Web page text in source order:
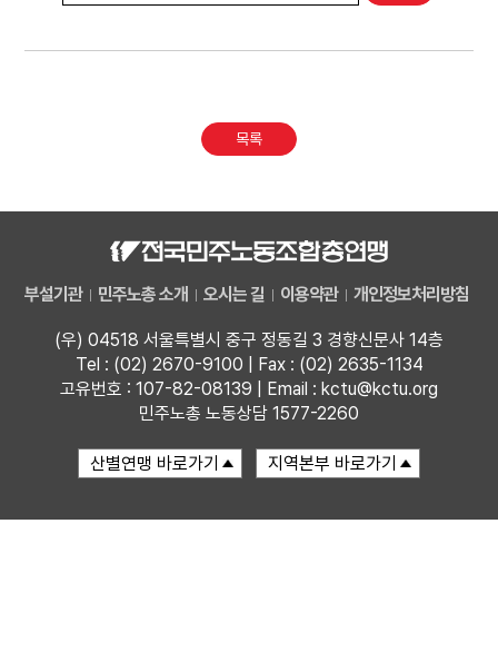
목록
부설기관 민주노총 소개 오시는 길 이용약관 개인정보처리방침
(우) 04518 서울특별시 중구 정동길 3 경향신문사 14층
Tel : (02) 2670-9100 | Fax : (02) 2635-1134
고유번호 : 107-82-08139 | Email : kctu@kctu.org
민주노총 노동상담 1577-2260
찾아보기